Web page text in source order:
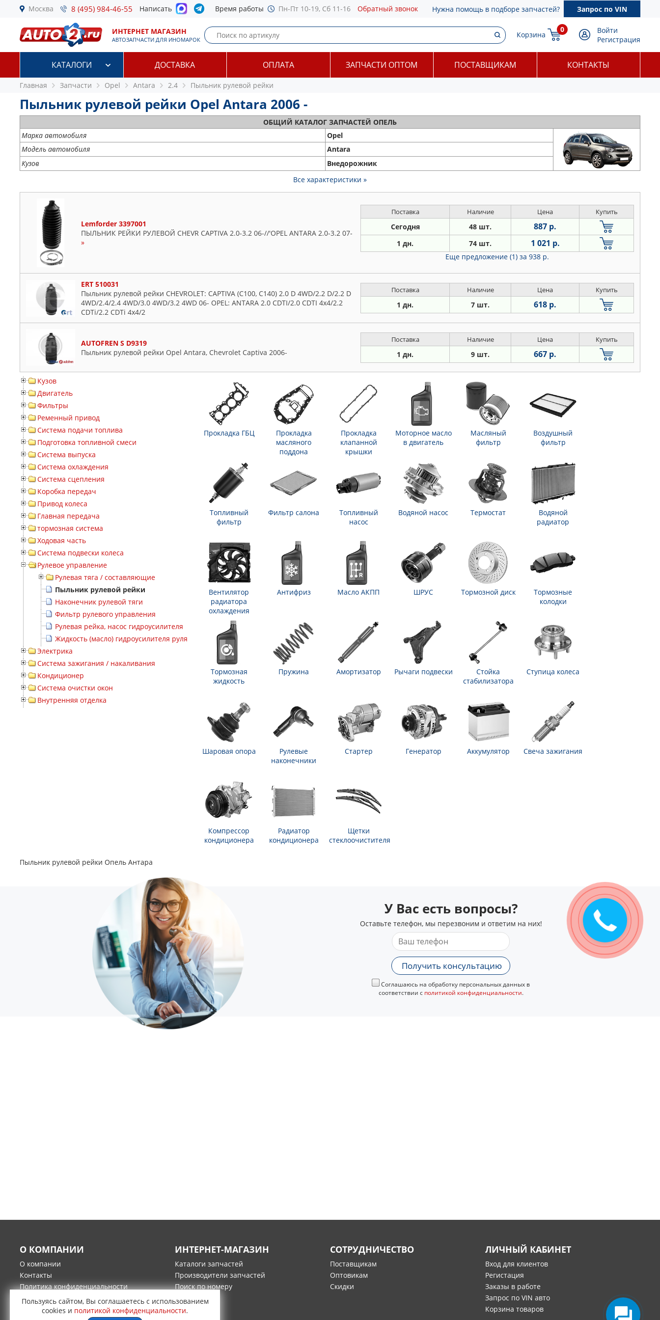
Москва 8 (495) 984-46-55 Написать Время работы Пн-Пт 10-19, Сб 11-16 Обратный звонок Нужна помощь в подборе запчастей? Запрос по VIN
ИНТЕРНЕТ МАГАЗИН
АВТОЗАПЧАСТИ ДЛЯ ИНОМАРОК
Корзина
0
Войти
Регистрация
КАТАЛОГИ ДОСТАВКА ОПЛАТА ЗАПЧАСТИ ОПТОМ ПОСТАВЩИКАМ КОНТАКТЫ
Главная Запчасти Opel Antara 2.4 Пыльник рулевой рейки
Пыльник рулевой рейки Opel Antara 2006 -
ОБЩИЙ КАТАЛОГ ЗАПЧАСТЕЙ ОПЕЛЬ
Марка автомобиля
Opel
Модель автомобиля
Antara
Кузов
Внедорожник
Все характеристики »
Lemforder 3397001
ПЫЛЬНИК РЕЙКИ РУЛЕВОЙ CHEVR CAPTIVA 2.0-3.2 06-//'OPEL ANTARA 2.0-3.2 07-
»
Поставка Наличие Цена Купить
Сегодня 48 шт. 887 р.
1 дн. 74 шт. 1 021 р.
Еще предложение (1) за 938 р.
ERT 510031
Пыльник рулевой рейки CHEVROLET: CAPTIVA (C100, C140) 2.0 D 4WD/2.2 D/2.2 D
4WD/2.4/2.4 4WD/3.0 4WD/3.2 4WD 06- OPEL: ANTARA 2.0 CDTI/2.0 CDTI 4x4/2.2
CDTi/2.2 CDTi 4x4/2
Поставка Наличие Цена Купить
1 дн. 7 шт. 618 р.
AUTOFREN S D9319
Пыльник рулевой рейки Opel Antara, Chevrolet Captiva 2006-
Поставка Наличие Цена Купить
1 дн. 9 шт. 667 р.
Кузов
Двигатель
Фильтры
Ременный привод
Система подачи топлива
Подготовка топливной смеси
Система выпуска
Система охлаждения
Система сцепления
Коробка передач
Привод колеса
Главная передача
тормозная система
Ходовая часть
Система подвески колеса
Рулевое управление
Рулевая тяга / составляющие
Пыльник рулевой рейки
Наконечник рулевой тяги
Фильтр рулевого управления
Рулевая рейка, насос гидроусилителя
Жидкость (масло) гидроусилителя руля
Электрика
Система зажигания / накаливания
Кондиционер
Система очистки окон
Внутренняя отделка
Прокладка ГБЦ
Прокладка
масляного
поддона
Прокладка
клапанной
крышки
Моторное масло
в двигатель
Масляный
фильтр
Воздушный
фильтр
Топливный
фильтр
Фильтр салона
Топливный
насос
Водяной насос Термостат
Водяной
радиатор
Вентилятор
радиатора
охлаждения
Антифриз Масло АКПП ШРУС Тормозной диск
Тормозные
колодки
Тормозная
жидкость
Пружина Амортизатор Рычаги подвески
Стойка
стабилизатора
Ступица колеса
Шаровая опора
Рулевые
наконечники
Стартер Генератор Аккумулятор Свеча зажигания
Компрессор
кондиционера
Радиатор
кондиционера
Щетки
стеклоочистителя
Пыльник рулевой рейки Опель Антара
У Вас есть вопросы?
Оставьте телефон, мы перезвоним и ответим на них!
Получить консультацию
Соглашаюсь на обработку персональных данных в
соответствии с политикой конфиденциальности.
О КОМПАНИИ
О компании
Контакты
Политика конфиденциальности
Гарантия и возврат товара
ИНТЕРНЕТ-МАГАЗИН
Каталоги запчастей
Производители запчастей
Поиск по номеру
Оплата
Доставка
СОТРУДНИЧЕСТВО
Поставщикам
Оптовикам
Скидки
ЛИЧНЫЙ КАБИНЕТ
Вход для клиентов
Регистация
Заказы в работе
Запрос по VIN авто
Корзина товаров
Пользуясь сайтом, Вы соглашаетесь с использованием
cookies и политикой конфиденциальности.